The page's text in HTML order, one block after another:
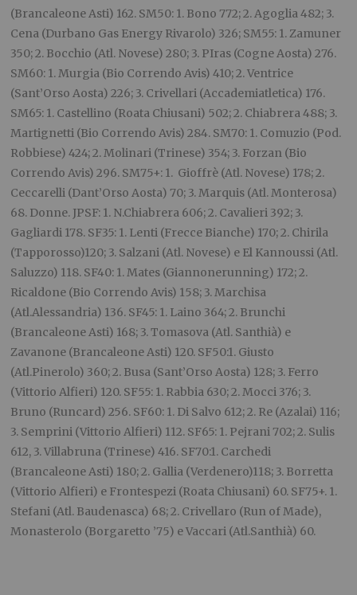
(Brancaleone Asti) 162. SM50: 1. Bono 772; 2. Agoglia 482; 3.
Cena (Durbano Gas Energy Rivarolo) 326; SM55: 1. Zamuner
350; 2. Bocchio (Atl. Novese) 280; 3. PIras (Cogne Aosta) 276.
SM60: 1. Murgia (Bio Correndo Avis) 410; 2. Ventrice
(Sant’Orso Aosta) 226; 3. Crivellari (Accademiatletica) 176.
SM65: 1. Castellino (Roata Chiusani) 502; 2. Chiabrera 488; 3.
Martignetti (Bio Correndo Avis) 284. SM70: 1. Comuzio (Pod.
Robbiese) 424; 2. Molinari (Trinese) 354; 3. Forzan (Bio
Correndo Avis) 296. SM75+: 1. Gioffrè (Atl. Novese) 178; 2.
Ceccarelli (Dant’Orso Aosta) 70; 3. Marquis (Atl. Monterosa)
68. Donne. JPSF: 1. N.Chiabrera 606; 2. Cavalieri 392; 3.
Gagliardi 178. SF35: 1. Lenti (Frecce Bianche) 170; 2. Chirila
(Tapporosso)120; 3. Salzani (Atl. Novese) e El Kannoussi (Atl.
Saluzzo) 118. SF40: 1. Mates (Giannonerunning) 172; 2.
Ricaldone (Bio Correndo Avis) 158; 3. Marchisa
(Atl.Alessandria) 136. SF45: 1. Laino 364; 2. Brunchi
(Brancaleone Asti) 168; 3. Tomasova (Atl. Santhià) e
Zavanone (Brancaleone Asti) 120. SF50:1. Giusto
(Atl.Pinerolo) 360; 2. Busa (Sant’Orso Aosta) 128; 3. Ferro
(Vittorio Alfieri) 120. SF55: 1. Rabbia 630; 2. Mocci 376; 3.
Bruno (Runcard) 256. SF60: 1. Di Salvo 612; 2. Re (Azalai) 116;
3. Semprini (Vittorio Alfieri) 112. SF65: 1. Pejrani 702; 2. Sulis
612, 3. Villabruna (Trinese) 416. SF70:1. Carchedi
(Brancaleone Asti) 180; 2. Gallia (Verdenero)118; 3. Borretta
(Vittorio Alfieri) e Frontespezi (Roata Chiusani) 60. SF75+. 1.
Stefani (Atl. Baudenasca) 68; 2. Crivellaro (Run of Made),
Monasterolo (Borgaretto ’75) e Vaccari (Atl.Santhià) 60.